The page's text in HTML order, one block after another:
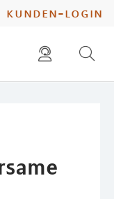
kunden-login